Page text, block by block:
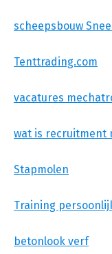
scheepsbouw
Tenttrading.com
vacatures
wat is recruitment
Stapmolen
Training
betonlook verf